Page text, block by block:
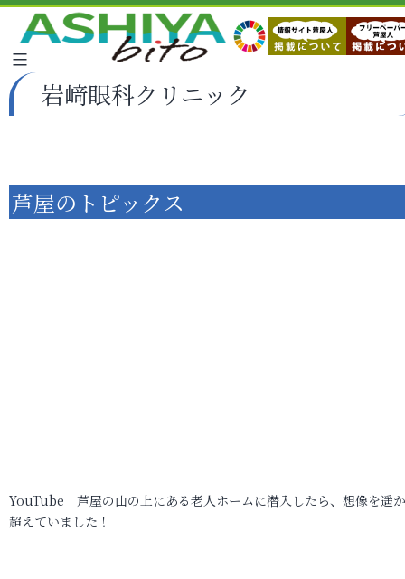
岩﨑眼科クリニック
芦屋のトピックス
YouTube 芦屋の山の上にある老人ホームに潜入したら、想像を遥
超えていました！